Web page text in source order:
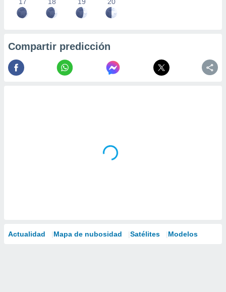
Compartir predicción
Actualidad Mapa de nubosidad Satélites Modelos